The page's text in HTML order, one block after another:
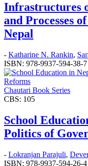
Infrastructures
and Processes
Nepal
- Katharine N. Rankin,
ISBN: 978-9937-594-38-7
Chautari Book Series
CBS: 105
School
Politics of
- Lokranjan Parajuli,
ISBN: 978-9937-594-26-4